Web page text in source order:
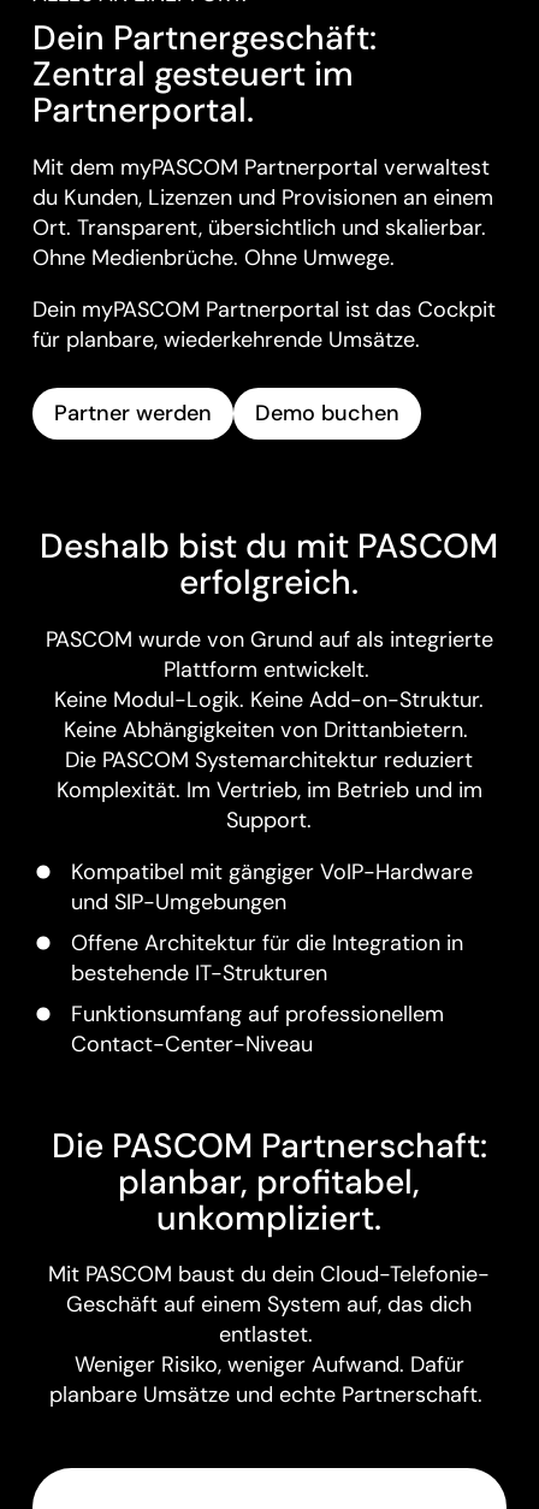
Dein Partnergeschäft:
Zentral gesteuert im
Partnerportal.
Mit dem myPASCOM Partnerportal verwaltest
du Kunden, Lizenzen und Provisionen an einem
Ort. Transparent, übersichtlich und skalierbar.
Ohne Medienbrüche. Ohne Umwege.
Dein myPASCOM Partnerportal ist das Cockpit
für planbare, wiederkehrende Umsätze.
Partner werden Demo buchen
Deshalb bist du mit PASCOM
erfolgreich.
PASCOM wurde von Grund auf als integrierte
Plattform entwickelt.
Keine Modul-Logik. Keine Add-on-Struktur.
Keine Abhängigkeiten von Drittanbietern.
Die PASCOM Systemarchitektur reduziert
Komplexität. Im Vertrieb, im Betrieb und im
Support.
Kompatibel mit gängiger VoIP-Hardware
und SIP-Umgebungen
Offene Architektur für die Integration in
bestehende IT-Strukturen
Funktionsumfang auf professionellem
Contact-Center-Niveau
Die PASCOM Partnerschaft:
planbar, profitabel,
unkompliziert.
Mit PASCOM baust du dein Cloud-Telefonie-
Geschäft auf einem System auf, das dich
entlastet.
Weniger Risiko, weniger Aufwand. Dafür
planbare Umsätze und echte Partnerschaft.